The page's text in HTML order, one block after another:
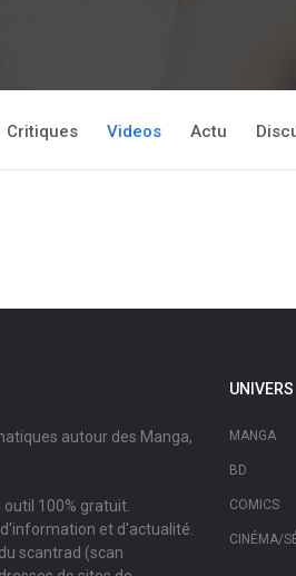
Critiques Videos Actu
autour des Manga,
100% gratuit.
et d'actualité.
scantrad (scan
UNIVERS
MANGA
BD
COMICS
CINÉMA/